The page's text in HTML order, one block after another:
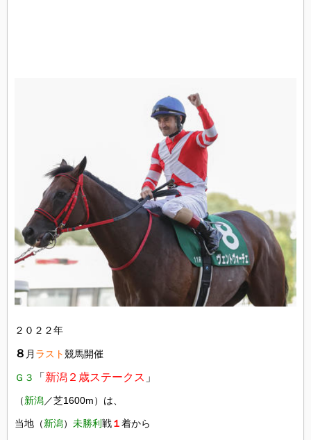
２０２２年
８ 月 ラスト競馬開催
Ｇ３ 「 新潟２歳ステークス 」
（新潟／芝1600m）は、
当地（新潟） 未勝利 戦１着から